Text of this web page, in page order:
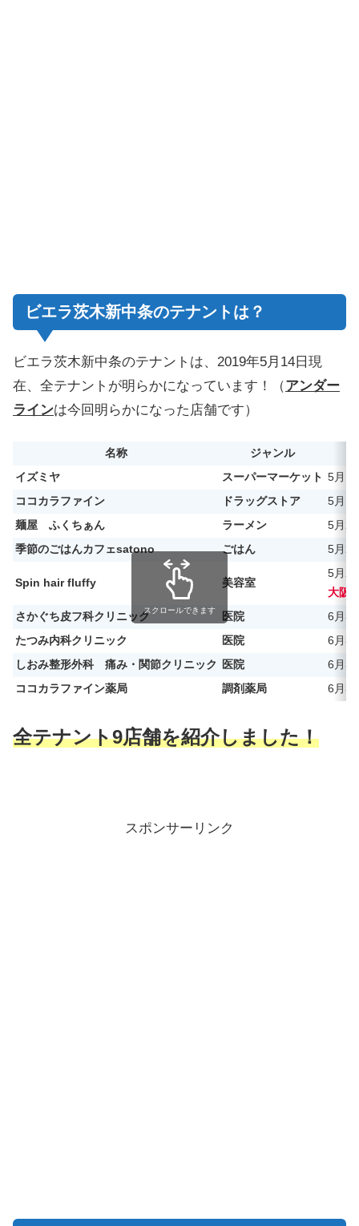
ビエラ茨木新中条のテナントは？
ビエラ茨木新中条のテナントは、2019年5月14日現
在、全テナントが明らかになっています！（アンダー
ラインは今回明らかになった店舗です）
名称 ジャンル
イズミヤ
スーパーマーケット 5月
ココカラファイン
ドラッグストア
5月
麺屋 ふくちぁん
ラーメン
5月
季節のごはんカフェsatono
ごはん 5月
Spin hair fluffy 美容室
5月
大阪
さかぐち皮フ科クリニック
医院
6月3
たつみ内科クリニック
医院
6月3
しおみ整形外科 痛み・関節クリニック
医院
6月3
ココカラファイン薬局
調剤薬局 6月3
スクロールできます
全テナント9店舗を紹介しました！
スポンサーリンク